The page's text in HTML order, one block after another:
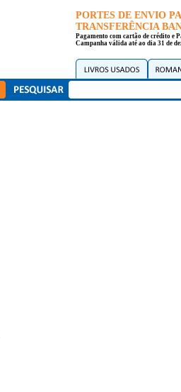
PORTES DE ENVIO
TRANSFERÊNCIA
Pagamento com cartão de crédito e
Campanha válida até ao dia 31 de